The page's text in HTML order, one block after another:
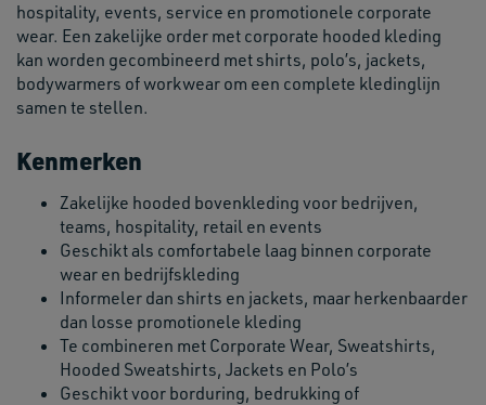
hospitality, events, service en promotionele corporate
wear. Een zakelijke order met corporate hooded kleding
kan worden gecombineerd met shirts, polo’s, jackets,
bodywarmers of workwear om een complete kledinglijn
samen te stellen.
Kenmerken
Zakelijke hooded bovenkleding voor bedrijven,
teams, hospitality, retail en events
Geschikt als comfortabele laag binnen corporate
wear en bedrijfskleding
Informeler dan shirts en jackets, maar herkenbaarder
dan losse promotionele kleding
Te combineren met Corporate Wear, Sweatshirts,
Hooded Sweatshirts, Jackets en Polo’s
Geschikt voor borduring, bedrukking of